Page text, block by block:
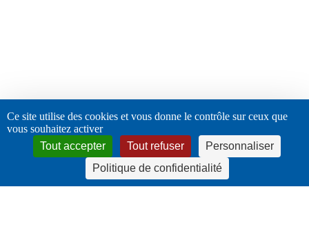
twitter facebook linkedin instagram
Ce site utilise des cookies et vous donne le contrôle sur ceux que
vous souhaitez activer
Tout accepter
Tout refuser
Personnaliser
Politique de confidentialité